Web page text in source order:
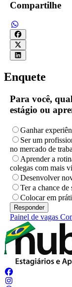
Compartilhe
Enquete
Para você,
estágio ou
Ganhar
Ser um
no mercado de
Aprender a
colegas com mais
Desenvolver
Ter a chance de
Colocar em
Painel de vagas